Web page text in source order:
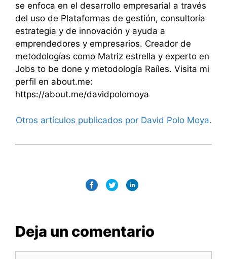
se enfoca en el desarrollo empresarial a través
del uso de Plataformas de gestión, consultoría
estrategia y de innovación y ayuda a
emprendedores y empresarios. Creador de
metodologías como Matriz estrella y experto en
Jobs to be done y metodología Raíles. Visita mi
perfil en about.me:
https://about.me/davidpolomoya
Otros artículos publicados por David Polo Moya.
Deja un comentario